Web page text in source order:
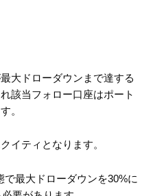
大ドローダウンまで達する
該当フォロー口座はポート
。
イティとなります。
最大ドローダウンを30%に